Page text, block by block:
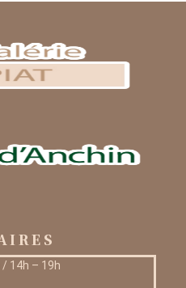
/ 14h – 19h